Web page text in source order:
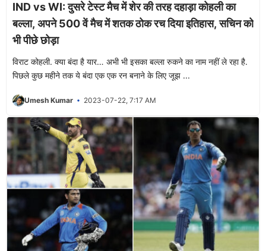
IND vs WI: दुसरे टेस्ट मैच में शेर की तरह दहाड़ा कोहली का
बल्ला, अपने 500 वें मैच में शतक ठोक रच दिया इतिहास, सचिन को
भी पीछे छोड़ा
विराट कोहली. क्या बंदा है यार… अभी भी इसका बल्ला रुकने का नाम नहीं ले रहा है.
पिछले कुछ महीने तक ये बंदा एक एक रन बनाने के लिए जूझ ...
Umesh Kumar 2023-07-22, 7:17 AM